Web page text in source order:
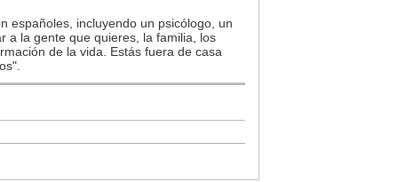
españoles, incluyendo un psicólogo, un
a la gente que quieres, la familia, los
de la vida. Estás fuera de casa